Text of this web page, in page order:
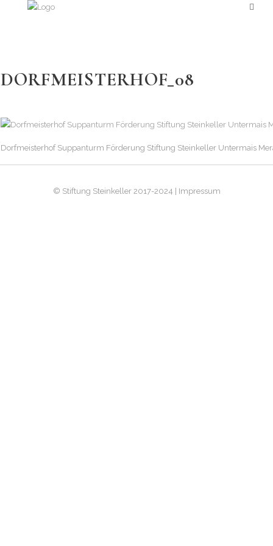
DORFMEISTERHOF_08
Dorfmeisterhof Suppanturm Förderung Stiftung Steinkeller Untermais
© Stiftung Steinkeller 2017-2024 | Impressum